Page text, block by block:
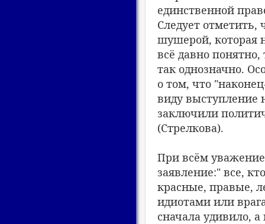
единственной
Следует отметить,
шушерой, которая
всё давно
так однозначно.
о том, что
виду выступление
заключили
(Стрелкова).
При всём уважение
заявление:" все,
красные, правые,
идиотами или
сначала удивило,